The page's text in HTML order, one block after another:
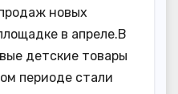
новых
в апреле.В
детские товары
периоде стали